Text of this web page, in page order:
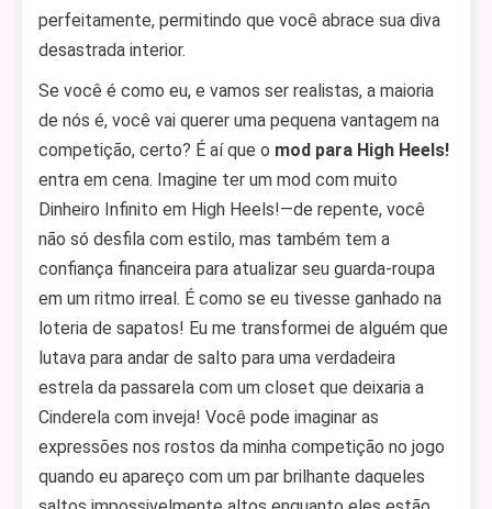
perfeitamente, permitindo que você abrace sua diva
desastrada interior.
Se você é como eu, e vamos ser realistas, a maioria
de nós é, você vai querer uma pequena vantagem na
competição, certo? É aí que o mod para High Heels!
entra em cena. Imagine ter um mod com muito
Dinheiro Infinito em High Heels!—de repente, você
não só desfila com estilo, mas também tem a
confiança financeira para atualizar seu guarda-roupa
em um ritmo irreal. É como se eu tivesse ganhado na
loteria de sapatos! Eu me transformei de alguém que
lutava para andar de salto para uma verdadeira
estrela da passarela com um closet que deixaria a
Cinderela com inveja! Você pode imaginar as
expressões nos rostos da minha competição no jogo
quando eu apareço com um par brilhante daqueles